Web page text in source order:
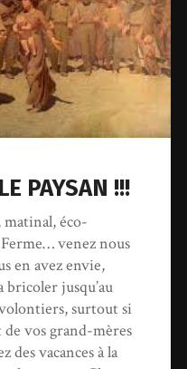
PAYSAN !!!
matinal, éco-
venez nous
en avez envie,
bricoler jusqu’au
surtout si
de vos grand-mères
des vacances à la